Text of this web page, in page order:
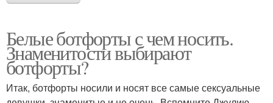
Белые ботфорты с чем носить.
Знаменитости выбирают
ботфорты?
Итак, ботфорты носили и носят все самые сексуальные